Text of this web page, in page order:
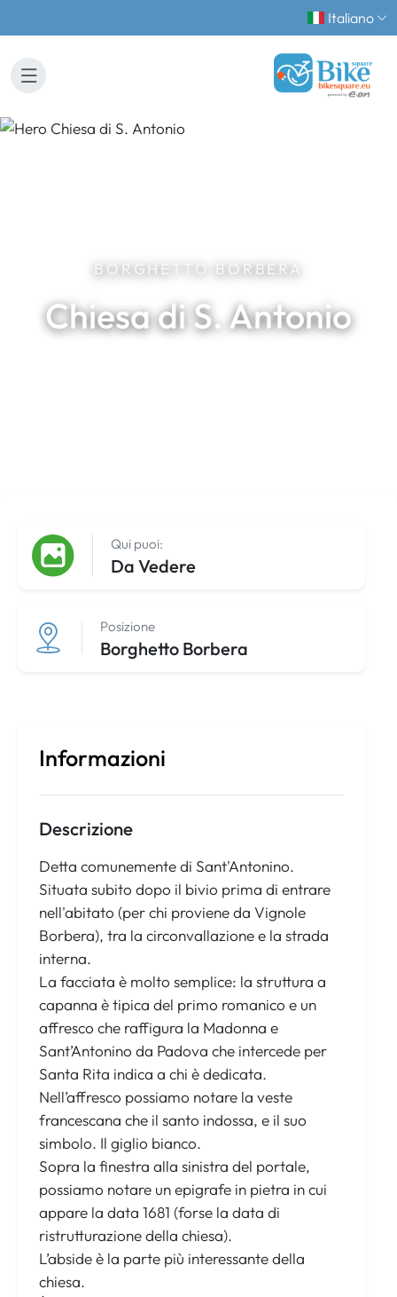
Italiano
BORGHETTO BORBERA
Chiesa di S. Antonio
Qui puoi:
Da Vedere
Posizione
Borghetto Borbera
Informazioni
Descrizione
Detta comunemente di Sant'Antonino.
Situata subito dopo il bivio prima di entrare
nell'abitato (per chi proviene da Vignole
Borbera), tra la circonvallazione e la strada
interna.
La facciata è molto semplice: la struttura a
capanna è tipica del primo romanico e un
affresco che raffigura la Madonna e
Sant’Antonino da Padova che intercede per
Santa Rita indica a chi è dedicata.
Nell’affresco possiamo notare la veste
francescana che il santo indossa, e il suo
simbolo. Il giglio bianco.
Sopra la finestra alla sinistra del portale,
possiamo notare un epigrafe in pietra in cui
appare la data 1681 (forse la data di
ristrutturazione della chiesa).
L’abside è la parte più interessante della
chiesa.